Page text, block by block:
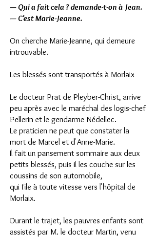
— Qui a fait cela ? demande-t-on à Jean.
— C'est Marie-Jeanne.
On cherche Marie-Jeanne, qui demeure
introuvable.
Les blessés sont transportés à Morlaix
Le docteur Prat de Pleyber-Christ, arrive
peu après avec le maréchal des logis-chef
Pellerin et le gendarme Nédellec.
Le praticien ne peut que constater la
mort de Marcel et d'Anne-Marie.
Il fait un pansement sommaire aux deux
petits blessés, puis il les couche sur les
coussins de son automobile,
qui file à toute vitesse vers l'hôpital de
Morlaix.
Durant le trajet, les pauvres enfants sont
assistés par M. le docteur Martin, venu